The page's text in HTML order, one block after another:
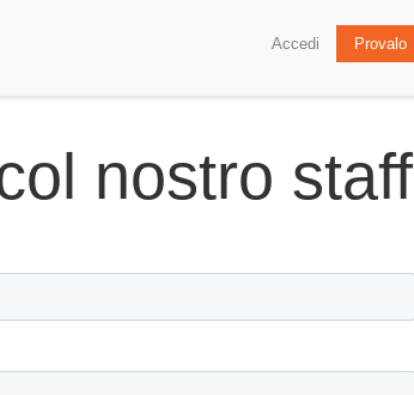
Accedi Provalo
nostro staff